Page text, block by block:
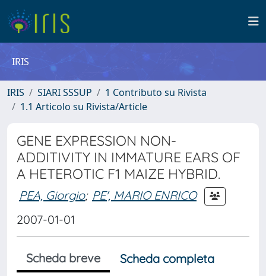
IRIS
IRIS SIARI SSSUP
1 Contributo su Rivista
1.1 Articolo su Rivista/Article
GENE EXPRESSION NON-
ADDITIVITY IN IMMATURE EARS OF
A HETEROTIC F1 MAIZE HYBRID.
PEA, Giorgio; PE', MARIO ENRICO
2007-01-01
Scheda breve
Scheda completa